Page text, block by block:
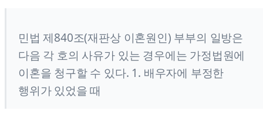
민법 제840조(재판상 이혼원인) 부부의 일방은
다음 각 호의 사유가 있는 경우에는 가정법원에
이혼을 청구할 수 있다. 1. 배우자에 부정한
행위가 있었을 때